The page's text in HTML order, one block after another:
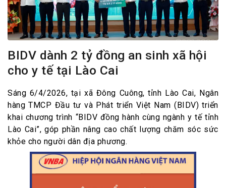
BIDV dành 2 tỷ đồng an sinh xã hội
cho y tế tại Lào Cai
Sáng 6/4/2026, tại xã Đông Cuông, tỉnh Lào Cai, Ngân
hàng TMCP Đầu tư và Phát triển Việt Nam (BIDV) triển
khai chương trình “BIDV đồng hành cùng ngành y tế tỉnh
Lào Cai”, góp phần nâng cao chất lượng chăm sóc sức
khỏe cho người dân địa phương.